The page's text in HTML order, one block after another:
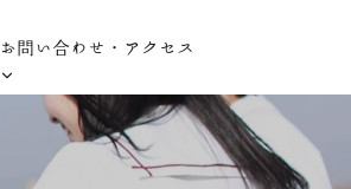
お問い合わせ・アクセス